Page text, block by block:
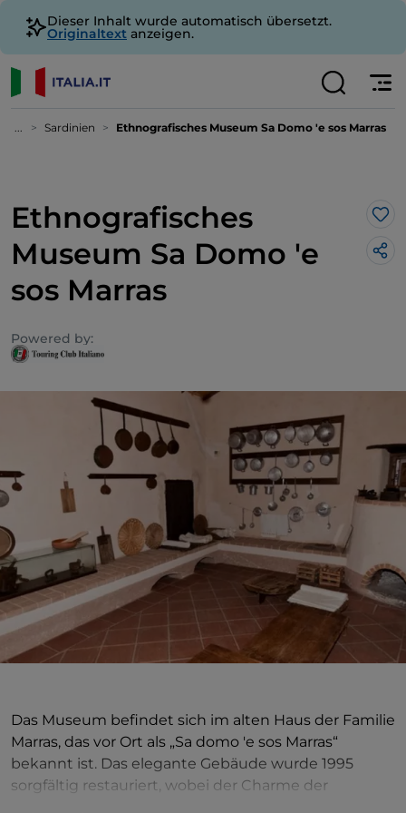
Dieser Inhalt wurde automatisch übersetzt.
Originaltext anzeigen.
... Sardinien Ethnografisches Museum Sa Domo 'e sos Marras
Ethnografisches
Museum Sa Domo 'e
sos Marras
Powered by:
Das Museum befindet sich im alten Haus der Familie
Marras, das vor Ort als „Sa domo 'e sos Marras“
bekannt ist. Das elegante Gebäude wurde 1995
sorgfältig restauriert, wobei der Charme der